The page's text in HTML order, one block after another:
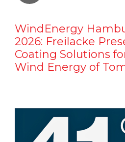
WindEnergy
2026: Freilacke
Coating Solutions
Wind Energy of